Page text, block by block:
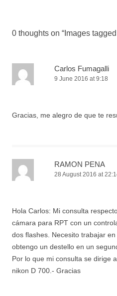
0 thoughts on “ Images
Carlos Fumagalli
9 June 2016 at 9:18
Gracias, me alegro de que te
RAMON PENA
28 August 2016 at
Hola Carlos: Mi consulta
cámara para RPT con un
dos flashes. Necesito trabajar
obtengo un destello en un
Por lo que mi consulta se dirige
nikon D 700.- Gracias